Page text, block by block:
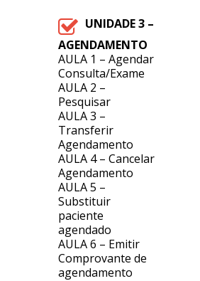
UNIDADE 3 –
AGENDAMENTO
AULA 1 – Agendar
Consulta/Exame
AULA 2 –
Pesquisar
AULA 3 –
Transferir
Agendamento
AULA 4 – Cancelar
Agendamento
AULA 5 –
Substituir
paciente
agendado
AULA 6 – Emitir
Comprovante de
agendamento